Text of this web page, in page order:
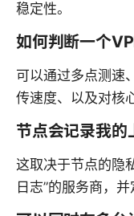
稳定性。
如何判断一个
可以通过多点测速
传速度、以及对核
节点会记录我的
这取决于节点的隐
日志”的服务商，